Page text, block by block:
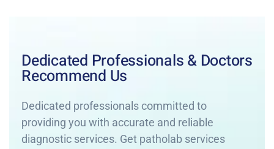
Dedicated Professionals & Doctors
Recommend Us
Dedicated professionals committed to
providing you with accurate and reliable
diagnostic services. Get patholab services